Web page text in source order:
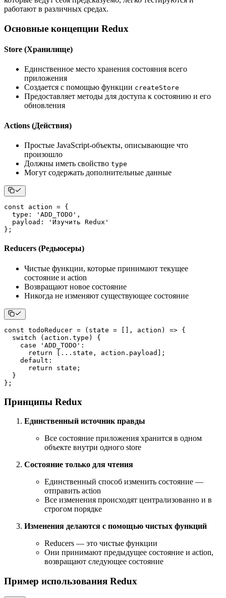
работают в различных средах.
Основные концепции Redux
Store (Хранилище)
Единственное место хранения состояния всего
приложения
Создается с помощью функции createStore
Предоставляет методы для доступа к состоянию и его
обновления
Actions (Действия)
Простые JavaScript-объекты, описывающие что
произошло
Должны иметь свойство type
Могут содержать дополнительные данные
const action = {
type : 'ADD_TODO' ,
payload :
'Изучить Redux'
} ;
Reducers (Редьюсеры)
Чистые функции, которые принимают текущее
состояние и action
Возвращают новое состояние
Никогда не изменяют существующее состояние
const todoReducer = ( state = , action ) => {
switch
( action . type )
{
case
'ADD_TODO' :
return
... state , action . payload
;
default :
return state ;
}
} ;
Принципы Redux
Единственный источник правды
Все состояние приложения хранится в одном
объекте внутри одного store
Состояние только для чтения
Единственный способ изменить состояние —
отправить action
Все изменения происходят централизованно и в
строгом порядке
Изменения делаются с помощью чистых функций
Reducers — это чистые функции
Они принимают предыдущее состояние и action,
возвращают следующее состояние
Пример использования Redux